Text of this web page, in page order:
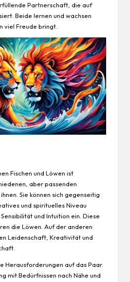
Partnerschaft, die auf
Beide lernen und wachsen
viel Freude bringt.
Fischen und Löwen ist
aber passenden
Sie können sich gegenseitig
und spirituelles Niveau
und Intuition ein. Diese
die Löwen. Auf der anderen
Leidenschaft, Kreativität und
Herausforderungen auf das Paar.
mit Bedürfnissen nach Nähe und